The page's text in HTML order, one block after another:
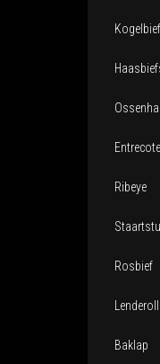
Entrecote
Ribeye
Rosbief
Baklap